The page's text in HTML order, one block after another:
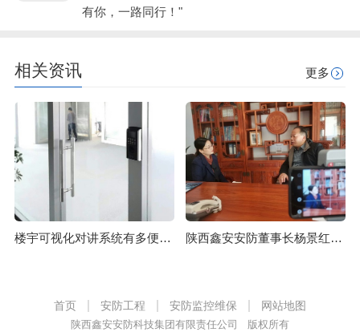
有你，一路同行！"
相关资讯 更多
楼宇可视化对讲系统有多便捷？一起来看看吧！ 陕西鑫安安防董事长杨景红接受采访：互联网营销之路，我们一直在进步
首页 安防工程 安防监控维保 网站地图
陕西鑫安安防科技集团有限责任公司 版权所有